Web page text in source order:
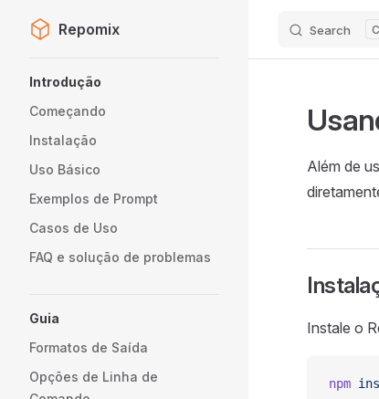
Skip to content
Repomix Search
Introdução
Começando
Instalação
Uso Básico
Exemplos de Prompt
Casos de Uso
FAQ e solução de problemas
Guia
Formatos de Saída
Opções de Linha de
Além de
Instale o
npm